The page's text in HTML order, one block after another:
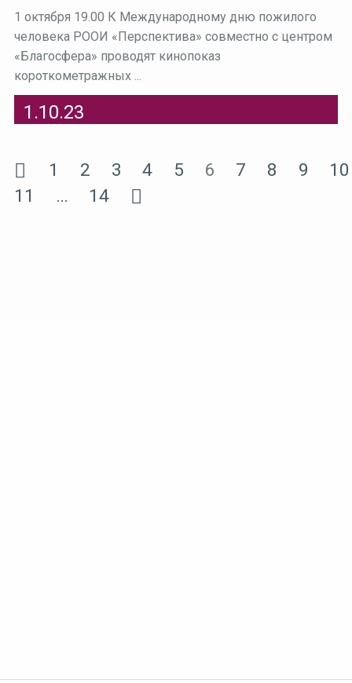
1 октября 19.00 К Международному дню пожилого
человека РООИ «Перспектива» совместно с центром
«Благосфера» проводят кинопоказ
короткометражных ...
1.10.23
1 2 3 4 5 6 7 8 9
10
11
… 14